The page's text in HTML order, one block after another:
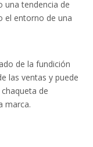
una tendencia de
el entorno de una
de la fundición
las ventas y puede
de
marca.